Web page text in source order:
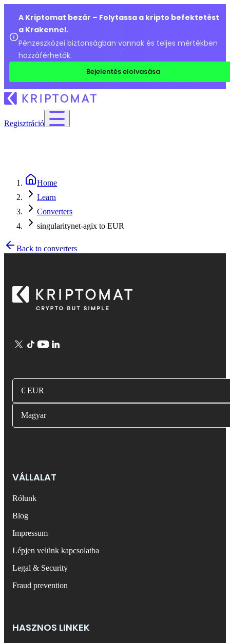
A Kriptomat bezár – Folytassa a kripto befektetést
a Krakennel.
Pénzeszközei biztonságban vannak és teljes mértékben
hozzáférhetők.
Bejelentés elolvasása
Regisztráció
Home
Learn
Converters
singularitynet-agix to EUR
Back to converters
€ EUR
Magyar
VÁLLALAT
Rólunk
Blog
Impressum
Lépjen velünk kapcsolatba
Legal & Security
Fraud prevention
HASZNOS LINKEK